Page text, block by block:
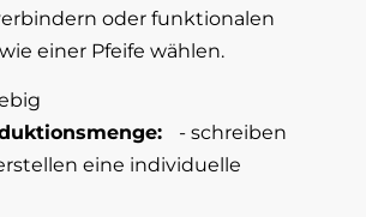
oder funktionalen
einer Pfeife wählen.
- schreiben
eine individuelle